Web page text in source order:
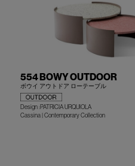
554 BOWY OUTDOOR
ボウイ アウトドア ローテーブル
Design :PATRICIA URQUIOLA
Cassina | Contemporary Collection